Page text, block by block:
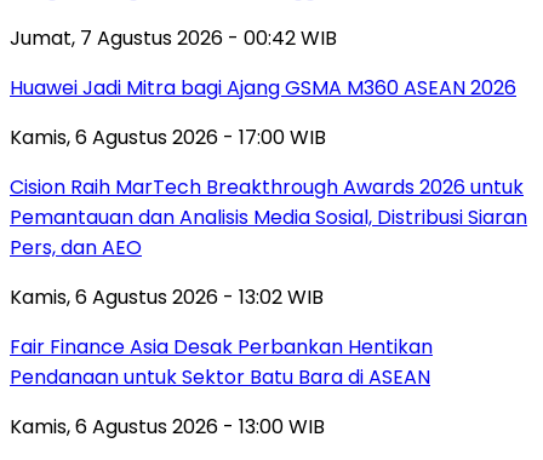
Jumat, 7 Agustus 2026 - 00:42 WIB
Huawei Jadi Mitra bagi Ajang GSMA M360 ASEAN 2026
Kamis, 6 Agustus 2026 - 17:00 WIB
Cision Raih MarTech Breakthrough Awards 2026 untuk
Pemantauan dan Analisis Media Sosial, Distribusi Siaran
Pers, dan AEO
Kamis, 6 Agustus 2026 - 13:02 WIB
Fair Finance Asia Desak Perbankan Hentikan
Pendanaan untuk Sektor Batu Bara di ASEAN
Kamis, 6 Agustus 2026 - 13:00 WIB